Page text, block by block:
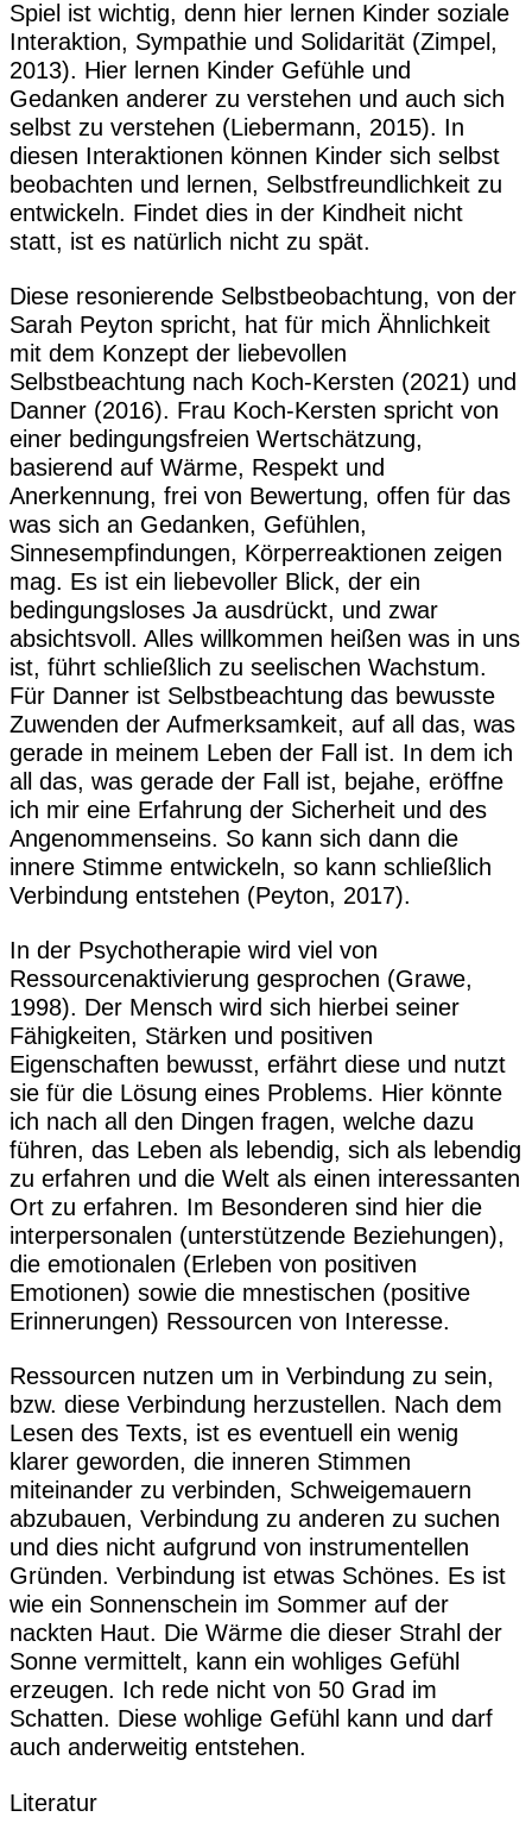
Spiel ist wichtig, denn hier lernen Kinder soziale
Interaktion, Sympathie und Solidarität (Zimpel,
2013). Hier lernen Kinder Gefühle und
Gedanken anderer zu verstehen und auch sich
selbst zu verstehen (Liebermann, 2015). In
diesen Interaktionen können Kinder sich selbst
beobachten und lernen, Selbstfreundlichkeit zu
entwickeln. Findet dies in der Kindheit nicht
statt, ist es natürlich nicht zu spät.
Diese resonierende Selbstbeobachtung, von der
Sarah Peyton spricht, hat für mich Ähnlichkeit
mit dem Konzept der liebevollen
Selbstbeachtung nach Koch-Kersten (2021) und
Danner (2016). Frau Koch-Kersten spricht von
einer bedingungsfreien Wertschätzung,
basierend auf Wärme, Respekt und
Anerkennung, frei von Bewertung, offen für das
was sich an Gedanken, Gefühlen,
Sinnesempfindungen, Körperreaktionen zeigen
mag. Es ist ein liebevoller Blick, der ein
bedingungsloses Ja ausdrückt, und zwar
absichtsvoll. Alles willkommen heißen was in uns
ist, führt schließlich zu seelischen Wachstum.
Für Danner ist Selbstbeachtung das bewusste
Zuwenden der Aufmerksamkeit, auf all das, was
gerade in meinem Leben der Fall ist. In dem ich
all das, was gerade der Fall ist, bejahe, eröffne
ich mir eine Erfahrung der Sicherheit und des
Angenommenseins. So kann sich dann die
innere Stimme entwickeln, so kann schließlich
Verbindung entstehen (Peyton, 2017).
In der Psychotherapie wird viel von
Ressourcenaktivierung gesprochen (Grawe,
1998). Der Mensch wird sich hierbei seiner
Fähigkeiten, Stärken und positiven
Eigenschaften bewusst, erfährt diese und nutzt
sie für die Lösung eines Problems. Hier könnte
ich nach all den Dingen fragen, welche dazu
führen, das Leben als lebendig, sich als lebendig
zu erfahren und die Welt als einen interessanten
Ort zu erfahren. Im Besonderen sind hier die
interpersonalen (unterstützende Beziehungen),
die emotionalen (Erleben von positiven
Emotionen) sowie die mnestischen (positive
Erinnerungen) Ressourcen von Interesse.
Ressourcen nutzen um in Verbindung zu sein,
bzw. diese Verbindung herzustellen. Nach dem
Lesen des Texts, ist es eventuell ein wenig
klarer geworden, die inneren Stimmen
miteinander zu verbinden, Schweigemauern
abzubauen, Verbindung zu anderen zu suchen
und dies nicht aufgrund von instrumentellen
Gründen. Verbindung ist etwas Schönes. Es ist
wie ein Sonnenschein im Sommer auf der
nackten Haut. Die Wärme die dieser Strahl der
Sonne vermittelt, kann ein wohliges Gefühl
erzeugen. Ich rede nicht von 50 Grad im
Schatten. Diese wohlige Gefühl kann und darf
auch anderweitig entstehen.
Literatur